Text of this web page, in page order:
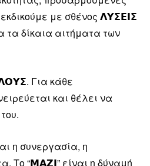
με σθένος 𝝠𝝪𝝨𝝚𝝞𝝨
τα δίκαια αιτήματα των
Για κάθε
και θέλει να
η συνεργασία, η
Το “𝝡𝝖𝝛𝝞” είναι η δύναμή